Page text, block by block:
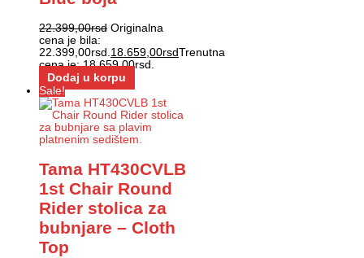
22.399,00rsd Originalna
cena je bila:
22.399,00rsd.18.659,00rsdTrenutna
cena je: 18.659,00rsd.
Dodaj u korpu
Sale!
Tama HT430CVLB
1st Chair Round
Rider stolica za
bubnjare – Cloth
Top